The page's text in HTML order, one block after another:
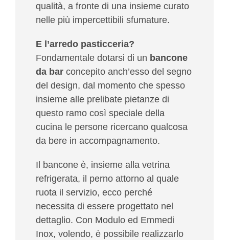
qualità, a fronte di una insieme curato
nelle più impercettibili sfumature.
E l’arredo pasticceria?
Fondamentale dotarsi di un bancone
da barconcepito anch’esso del segno
del design, dal momento che spesso
insieme alle prelibate pietanze di
questo ramo così speciale della
cucina le persone ricercano qualcosa
da bere in accompagnamento.
Il bancone è, insieme alla vetrina
refrigerata, il perno attorno al quale
ruota il servizio, ecco perché
necessita di essere progettato nel
dettaglio. Con Modulo ed Emmedi
Inox, volendo, è possibile realizzarlo